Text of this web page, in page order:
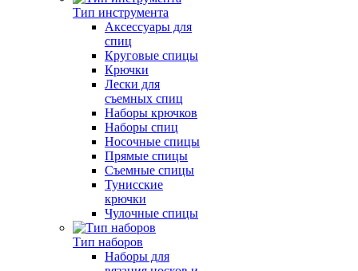
Тип инструмента
Аксессуары для
спиц
Круговые спицы
Крючки
Лески для
съемных спиц
Наборы крючков
Наборы спиц
Носочные спицы
Прямые спицы
Съемные спицы
Тунисские
крючки
Чулочные спицы
Тип наборов
Наборы для